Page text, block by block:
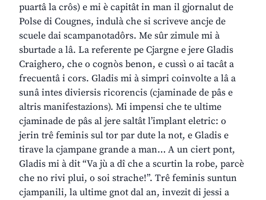
puartâ la crôs) e mi è capitât in man il gjornalut de
Polse di Cougnes, indulà che si scriveve ancje de
scuele dai scampanotadôrs. Me sûr zimule mi à
sburtade a lâ. La referente pe Cjargne e jere Gladis
Craighero, che o cognòs benon, e cussì o ai tacât a
frecuentâ i cors. Gladis mi à simpri coinvolte a lâ a
sunâ intes diviersis ricorencis (cjaminade de pâs e
altris manifestazions). Mi impensi che te ultime
cjaminade de pâs al jere saltât l’implant eletric: o
jerin trê feminis sul tor par dute la not, e Gladis e
tirave la cjampane grande a man… A un ciert pont,
Gladis mi à dit “Va jù a dî che a scurtin la robe, parcè
che no rivi plui, o soi strache!”. Trê feminis suntun
cjampanili, la ultime gnot dal an, invezit di jessi a